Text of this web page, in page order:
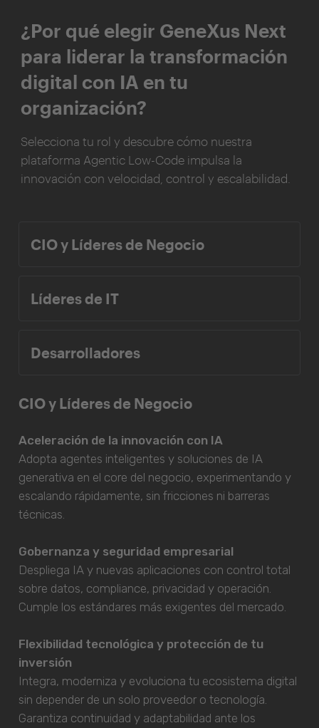
¿Por qué elegir GeneXus Next
para liderar la transformación
digital con IA en tu
organización?
Selecciona tu rol y descubre cómo nuestra
plataforma Agentic Low-Code impulsa la
innovación con velocidad, control y escalabilidad.
CIO y Líderes de Negocio
Líderes de IT
Desarrolladores
CIO y Líderes de Negocio
Aceleración de la innovación con IA
Adopta agentes inteligentes y soluciones de IA
generativa en el core del negocio, experimentando y
escalando rápidamente, sin fricciones ni barreras
técnicas.
Gobernanza y seguridad empresarial
Despliega IA y nuevas aplicaciones con control total
sobre datos, compliance, privacidad y operación.
Cumple los estándares más exigentes del mercado.
Flexibilidad tecnológica y protección de tu
inversión
Integra, moderniza y evoluciona tu ecosistema digital
sin depender de un solo proveedor o tecnología.
Garantiza continuidad y adaptabilidad ante los